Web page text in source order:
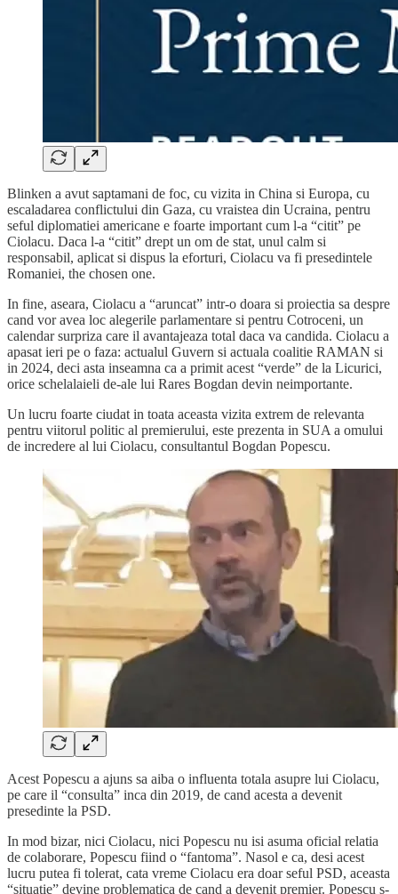
Blinken a avut saptamani de foc, cu vizita in China si Europa, cu
escaladarea conflictului din Gaza, cu vraistea din Ucraina, pentru
seful diplomatiei americane e foarte important cum l-a “citit” pe
Ciolacu. Daca l-a “citit” drept un om de stat, unul calm si
responsabil, aplicat si dispus la eforturi, Ciolacu va fi presedintele
Romaniei, the chosen one.
In fine, aseara, Ciolacu a “aruncat” intr-o doara si proiectia sa despre
cand vor avea loc alegerile parlamentare si pentru Cotroceni, un
calendar surpriza care il avantajeaza total daca va candida. Ciolacu a
apasat ieri pe o faza: actualul Guvern si actuala coalitie RAMAN si
in 2024, deci asta inseamna ca a primit acest “verde” de la Licurici,
orice schelalaieli de-ale lui Rares Bogdan devin neimportante.
Un lucru foarte ciudat in toata aceasta vizita extrem de relevanta
pentru viitorul politic al premierului, este prezenta in SUA a omului
de incredere al lui Ciolacu, consultantul Bogdan Popescu.
Acest Popescu a ajuns sa aiba o influenta totala asupre lui Ciolacu,
pe care il “consulta” inca din 2019, de cand acesta a devenit
presedinte la PSD.
In mod bizar, nici Ciolacu, nici Popescu nu isi asuma oficial relatia
de colaborare, Popescu fiind o “fantoma”. Nasol e ca, desi acest
lucru putea fi tolerat, cata vreme Ciolacu era doar seful PSD, aceasta
“situatie” devine problematica de cand a devenit premier. Popescu s-